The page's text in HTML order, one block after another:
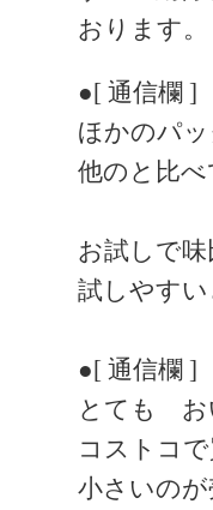
おります。
●[ 通信欄 ]
ほかのパ
他のと比
お試しで
試しやす
●[ 通信欄 ]
とても お
コストコ
小さいの